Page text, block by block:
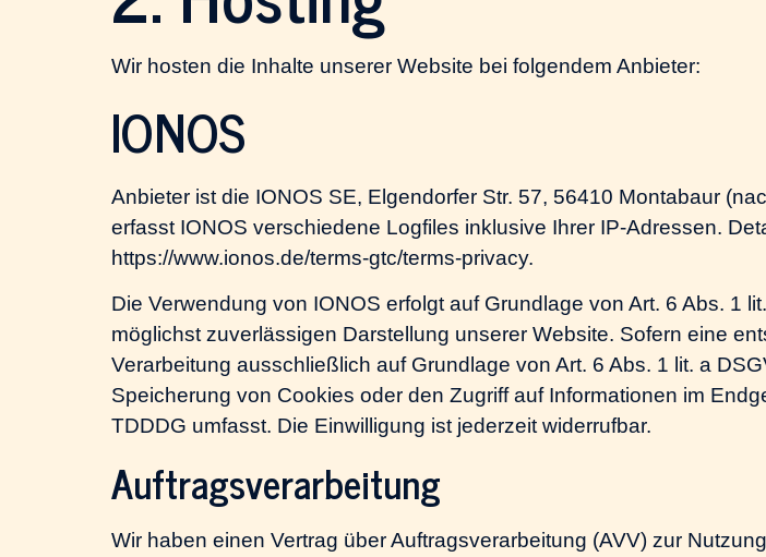
Wir hosten die Inhalte unserer Website bei folgendem Anbieter:
IONOS
Anbieter ist die IONOS SE, Elgendorfer Str. 57, 56410 Montabaur
erfasst IONOS verschiedene Logfiles inklusive Ihrer IP-Adressen.
https://www.ionos.de/terms-gtc/terms-privacy.
Die Verwendung von IONOS erfolgt auf Grundlage von Art. 6 Abs. 1
möglichst zuverlässigen Darstellung unserer Website. Sofern eine
Verarbeitung ausschließlich auf Grundlage von Art. 6 Abs. 1 lit. a
Speicherung von Cookies oder den Zugriff auf Informationen im
TDDDG umfasst. Die Einwilligung ist jederzeit widerrufbar.
Auftragsverarbeitung
Wir haben einen Vertrag über Auftragsverarbeitung (AVV) zur